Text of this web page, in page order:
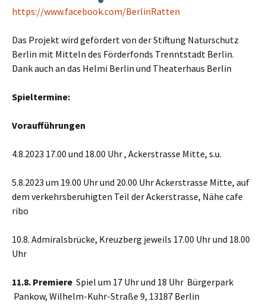
https://www.facebook.com/BerlinRatten
Das Projekt wird gefördert von der Stiftung Naturschutz
Berlin mit Mitteln des Förderfonds Trenntstadt Berlin.
Dank auch an das Helmi Berlin und Theaterhaus Berlin
Spieltermine:
Voraufführungen
4.8.2023 17.00 und 18.00 Uhr , Ackerstrasse Mitte, s.u.
5.8.2023 um 19.00 Uhr und 20.00 Uhr Ackerstrasse Mitte, auf
dem verkehrsberuhigten Teil der Ackerstrasse, Nähe cafe
ribo
10.8. Admiralsbrücke, Kreuzberg jeweils 17.00 Uhr und 18.00
Uhr
11.8. Premiere Spiel um 17 Uhr und 18 Uhr Bürgerpark
Pankow, Wilhelm-Kuhr-Straße 9, 13187 Berlin